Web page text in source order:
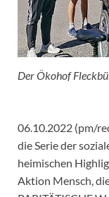
Der Ökohof
06.10.2022 (pm/
die Serie der
heimischen
Aktion Mensch,